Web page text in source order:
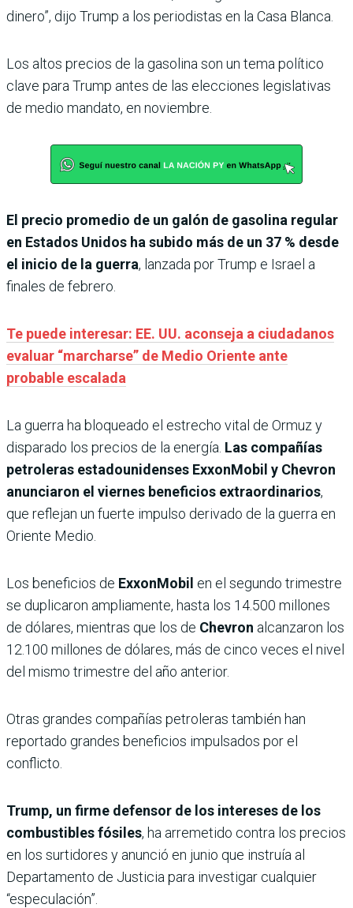
dinero”, dijo Trump a los periodistas en la Casa Blanca.
Los altos precios de la gasolina son un tema político
clave para Trump antes de las elecciones legislativas
de medio mandato, en noviembre.
El precio promedio de un galón de gasolina regular
en Estados Unidos ha subido más de un 37 % desde
el inicio de la guerra, lanzada por Trump e Israel a
finales de febrero.
Te puede interesar: EE. UU. aconseja a ciudadanos
evaluar “marcharse” de Medio Oriente ante
probable escalada
La guerra ha bloqueado el estrecho vital de Ormuz y
disparado los precios de la energía. Las compañías
petroleras estadounidenses ExxonMobil y Chevron
anunciaron el viernes beneficios extraordinarios,
que reflejan un fuerte impulso derivado de la guerra en
Oriente Medio.
Los beneficios de ExxonMobil en el segundo trimestre
se duplicaron ampliamente, hasta los 14.500 millones
de dólares, mientras que los de Chevron alcanzaron los
12.100 millones de dólares, más de cinco veces el nivel
del mismo trimestre del año anterior.
Otras grandes compañías petroleras también han
reportado grandes beneficios impulsados ​​por el
conflicto.
Trump, un firme defensor de los intereses de los
combustibles fósiles, ha arremetido contra los precios
en los surtidores y anunció en junio que instruía al
Departamento de Justicia para investigar cualquier
“especulación”.